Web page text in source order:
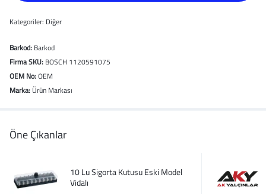
Kategoriler: Diğer
Barkod: Barkod
Firma SKU: BOSCH 1120591075
OEM No:OEM
Marka: Ürün Markası
Öne Çıkanlar
10 Lu Sigorta Kutusu Eski Model
Vidalı